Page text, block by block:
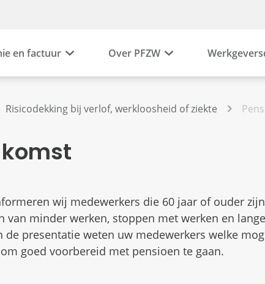
en factuur Over PFZW
Risicodekking bij verlof, werkloosheid of ziekte
wij medewerkers die 60 jaar of ouder
van minder werken, stoppen met werken en
de presentatie weten uw medewerkers welke
goed voorbereid met pensioen te gaan.